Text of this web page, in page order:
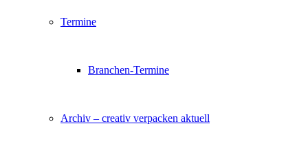
Termine
Branchen-Termine
Archiv – creativ verpacken aktuell